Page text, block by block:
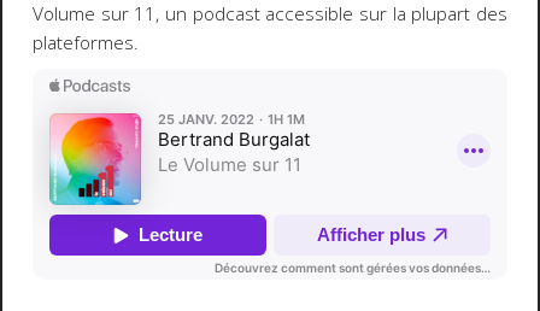
Volume sur 11, un podcast accessible sur la plupart des
plateformes.